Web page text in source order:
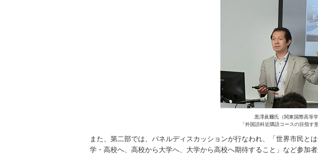
黒澤眞爾氏（関東国際高等
「外国語科近隣語コースの目指す
また、第二部では、パネルディスカッションが行なわれ、「世界市民と
学・高校へ、高校から大学へ、大学から高校へ期待すること」など参加